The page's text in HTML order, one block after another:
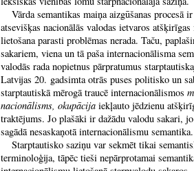
Vārda semantikas maiņa aizgūšanas procesā
atsevišķas nacionālās valodas ietvaros
lietošana parasti problēmas nerada. Taču,
sakariem, viena un tā paša internacionālisma
valodās rada nopietnus pārpratumus
Latvijas 20. gadsimta otrās puses politisko un
starptautiskā mērogā traucē internacionālismos
nacionālisms, okupācija iekļauto jēdzienu
traktējums. Jo plašāki ir dažādu valodu sakari,
sagādā nesaskaņotā internacionālismu semantika.
Starptautisko saziņu var sekmēt tikai
terminoloģija, tāpēc tieši nepārprotamai